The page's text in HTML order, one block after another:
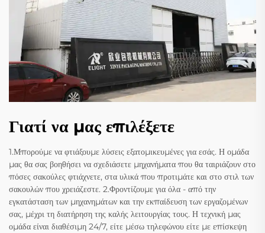
Γιατί να μας επιλέξετε
1.Μπορούμε να φτιάξουμε λύσεις εξατομικευμένες για εσάς. Η ομάδα
μας θα σας βοηθήσει να σχεδιάσετε μηχανήματα που θα ταιριάζουν στο
πόσες σακούλες φτιάχνετε, στα υλικά που προτιμάτε και στο στιλ των
σακουλών που χρειάζεστε. 2.Φροντίζουμε για όλα - από την
εγκατάσταση των μηχανημάτων και την εκπαίδευση των εργαζομένων
σας, μέχρι τη διατήρηση της καλής λειτουργίας τους. Η τεχνική μας
ομάδα είναι διαθέσιμη 24/7, είτε μέσω τηλεφώνου είτε με επίσκεψη